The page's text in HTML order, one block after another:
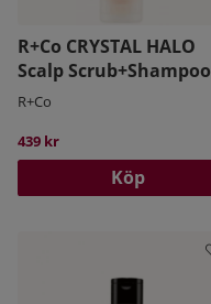
R+Co CRYSTAL HALO
Scalp Scrub+Shampoo
R+Co
439 kr
Köp